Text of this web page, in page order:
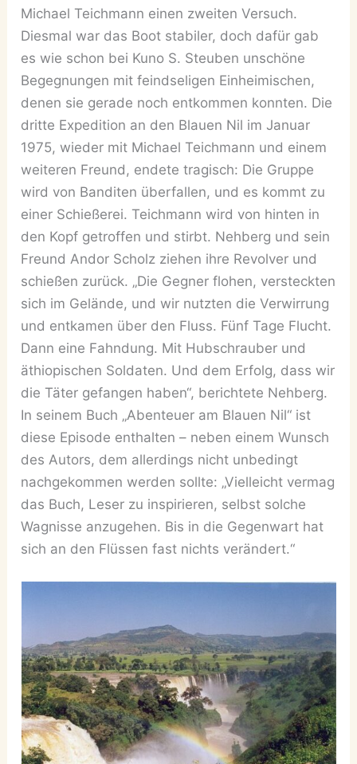
Michael Teichmann einen zweiten Versuch.
Diesmal war das Boot stabiler, doch dafür gab
es wie schon bei Kuno S. Steuben unschöne
Begegnungen mit feindseligen Einheimischen,
denen sie gerade noch entkommen konnten. Die
dritte Expedition an den Blauen Nil im Januar
1975, wieder mit Michael Teichmann und einem
weiteren Freund, endete tragisch: Die Gruppe
wird von Banditen überfallen, und es kommt zu
einer Schießerei. Teichmann wird von hinten in
den Kopf getroffen und stirbt. Nehberg und sein
Freund Andor Scholz ziehen ihre Revolver und
schießen zurück. „Die Gegner flohen, versteckten
sich im Gelände, und wir nutzten die Verwirrung
und entkamen über den Fluss. Fünf Tage Flucht.
Dann eine Fahndung. Mit Hubschrauber und
äthiopischen Soldaten. Und dem Erfolg, dass wir
die Täter gefangen haben“, berichtete Nehberg.
In seinem Buch „Abenteuer am Blauen Nil“ ist
diese Episode enthalten – neben einem Wunsch
des Autors, dem allerdings nicht unbedingt
nachgekommen werden sollte: „Vielleicht vermag
das Buch, Leser zu inspirieren, selbst solche
Wagnisse anzugehen. Bis in die Gegenwart hat
sich an den Flüssen fast nichts verändert.“